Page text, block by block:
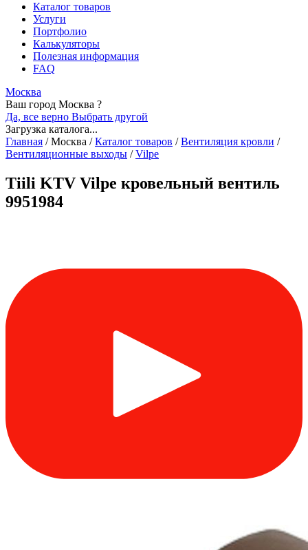
Каталог товаров
Услуги
Портфолио
Калькуляторы
Полезная информация
FAQ
Москва
Ваш город Москва ?
Да, все верно Выбрать другой
Загрузка каталога...
Главная /Москва / Каталог товаров / Вентиляция кровли /
Вентиляционные выходы / Vilpe
Tiili KTV Vilpe кровельный вентиль
9951984